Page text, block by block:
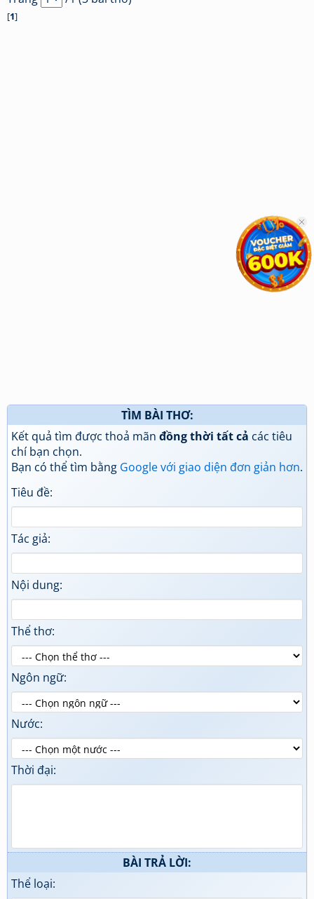
[1]
TÌM BÀI THƠ:
Kết quả tìm được thoả mãn đồng thời tất cả các tiêu
chí bạn chọn.
Bạn có thể tìm bằng Google với giao diện đơn giản hơn.
Tiêu đề:
Tác giả:
Nội dung:
Thể thơ:
Ngôn ngữ:
Nước:
Thời đại:
BÀI TRẢ LỜI:
Thể loại: